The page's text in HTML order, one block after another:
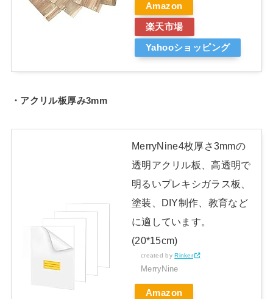
Amazon
楽天市場
Yahooショッピング
・アクリル板厚み3mm
MerryNine4枚厚さ3mmの
透明アクリル板、高透明で
明るいプレキシガラス板、
塗装、DIY制作、教育など
に適しています。
(20*15cm)
created byRinker
MerryNine
Amazon